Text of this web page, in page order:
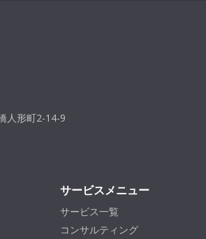
人形町2-14-9
サービスメニュー
サービス一覧
コンサルティング